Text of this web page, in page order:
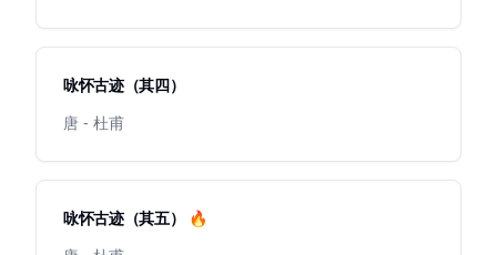
咏怀古迹（其四）
唐 - 杜甫
咏怀古迹（其五） 🔥